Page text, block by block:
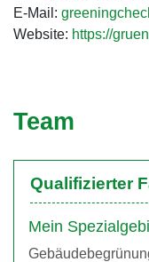
Qualifizierter
Mein
E-Mail:
Website: https://
Team